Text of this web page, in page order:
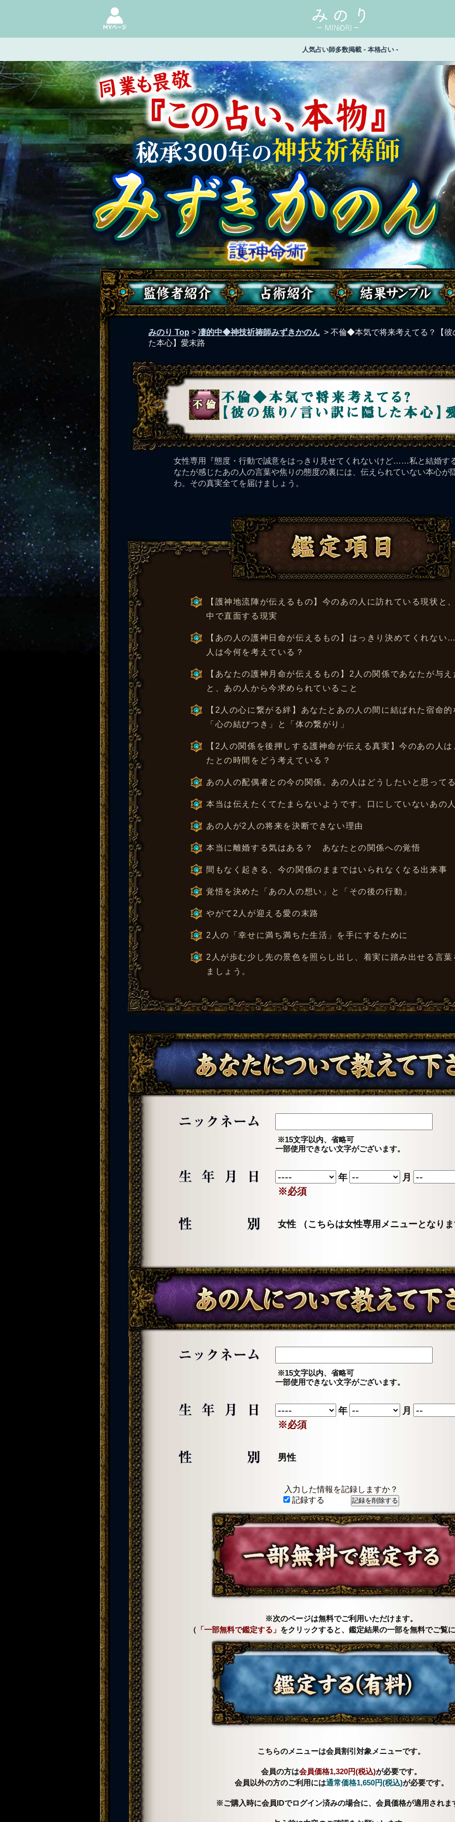
人気占い師多数掲載 - 本格占い -
みのり Top > 凄的中◆神技祈祷師みずきかのん > 不倫◆本気で将来考えてる？【彼
た本心】愛末路
女性専用『態度・行動で誠意をはっきり見せてくれないけど……私と結婚す
なたが感じたあの人の言葉や焦りの態度の裏には、伝えられていない本心が
わ。その真実全てを届けましょう。
【護神地流陣が伝えるもの】今のあの人に訪れている現状と
中で直面する現実
【あの人の護神日命が伝えるもの】はっきり決めてくれな
人は今何を考えている？
【あなたの護神月命が伝えるもの】2人の関係であなたが与
と、あの人から今求められていること
【2人の心に繋がる絆】あなたとあの人の間に結ばれた宿命的
「心の結びつき」と「体の繋がり」
【2人の関係を後押しする護神命が伝える真実】今のあの人
たとの時間をどう考えている？
あの人の配偶者との今の関係。あの人はどうしたいと思って
本当は伝えたくてたまらないようです。口にしていないあの
あの人が2人の将来を決断できない理由
本当に離婚する気はある？ あなたとの関係への覚悟
間もなく起きる、今の関係のままではいられなくなる出来事
覚悟を決めた「あの人の想い」と「その後の行動」
やがて2人が迎える愛の末路
2人の「幸せに満ち満ちた生活」を手にするために
2人が歩む少し先の景色を照らし出し、着実に踏み出せる言葉
ましょう。
あなたについて教えてください
ニックネーム
※15文字以内、省略可
一部使用できない文字がございます。
生年月日 年
月
※必須
性別 女性 （こちらは女性専用メニューとなり
あの人について教えてください
ニックネーム
※15文字以内、省略可
一部使用できない文字がございます。
生年月日 年
月
※必須
性別 男性
入力した情報を記録しますか？
記録する
※次のページは無料でご利用いただけます。
（ 「一部無料で鑑定する」 をクリックすると、鑑定結果の一部を無料でご覧
こちらのメニューは会員割引対象メニューです。
会員の方は会員価格1,320円(税込)が必要です。
会員以外の方のご利用には通常価格1,650円(税込)が必要です。
※ご購入時に会員IDでログイン済みの場合に、会員価格が適用されま